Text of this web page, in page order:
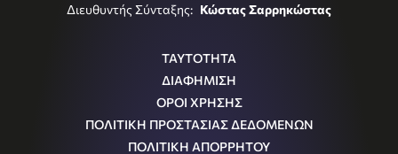
Διευθυντής Σύνταξης: Κώστας Σαρρηκώστας
ΤΑΥΤΟΤΗΤΑ
ΔΙΑΦΗΜΙΣΗ
ΟΡΟΙ ΧΡΗΣΗΣ
ΠΟΛΙΤΙΚΗ ΠΡΟΣΤΑΣΙΑΣ ΔΕΔΟΜΕΝΩΝ
ΠΟΛΙΤΙΚΗ ΑΠΟΡΡΗΤΟΥ